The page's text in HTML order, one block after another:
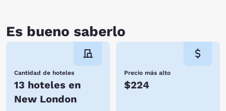
Es bueno saberlo
Cantidad de hoteles
13 hoteles en
New London
Precio más alto
$224